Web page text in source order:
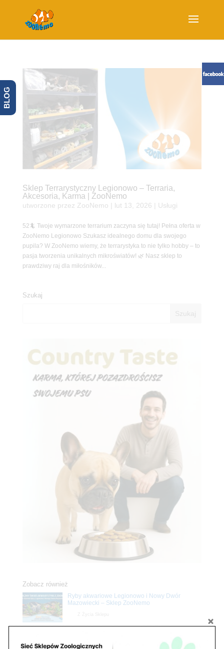
Sklep Terrarystyczny Legionowo – Terraria,
Akcesoria, Karma | ZooNemo
utworzone przez ZooNemo lut 13, 2026 Usługi
52🦎 Twoje wymarzone terrarium zaczyna się tutaj! Pełna oferta w
ZooNemo Legionowo Szukasz idealnego domu dla swojego
pupila? W ZooNemo wiemy, że terrarystyka to nie tylko hobby – to
pasja tworzenia unikalnych mikroświatów! 🌿 Nasz sklep to
prawdziwy raj dla miłośników...
Szukaj
Zobacz również
Ryby akwariowe Legionowo i Nowy Dwór
Mazowiecki – Sklep ZooNemo
rośliny akwariowe w ZooNemo – Legionowo i
Nowy Dwór Mazowiecki
BLOG